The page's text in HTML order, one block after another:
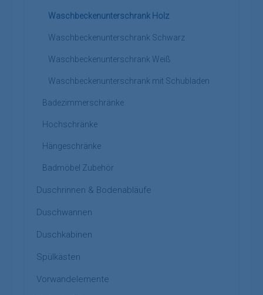
Waschbeckenunterschrank Holz
Waschbeckenunterschrank Schwarz
Waschbeckenunterschrank Weiß
Waschbeckenunterschrank mit Schubladen
Badezimmerschränke
Hochschränke
Hängeschränke
Badmöbel Zubehör
Duschrinnen & Bodenabläufe
Duschwannen
Duschkabinen
Spülkästen
Vorwandelemente